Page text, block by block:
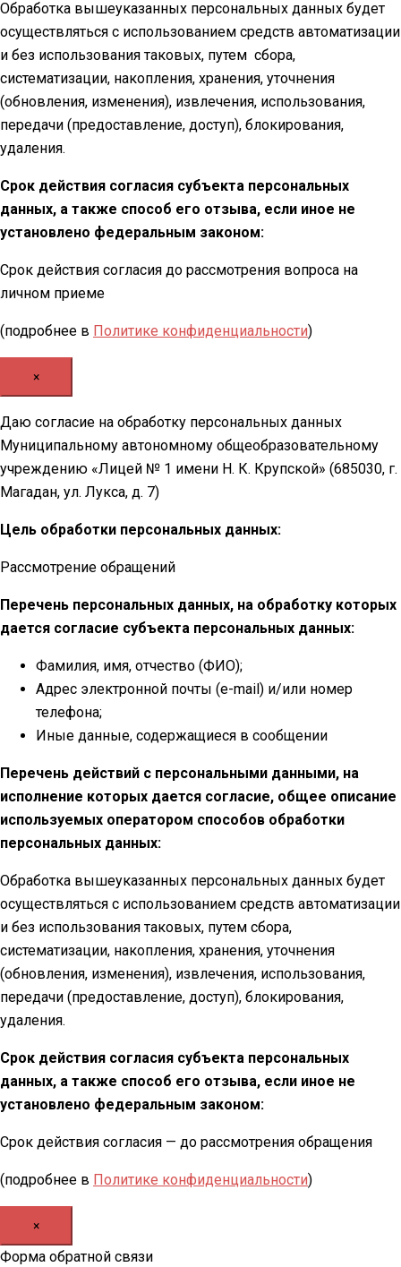
Обработка вышеуказанных персональных данных будет
осуществляться с использованием средств автоматизации
и без использования таковых, путем сбора,
систематизации, накопления, хранения, уточнения
(обновления, изменения), извлечения, использования,
передачи (предоставление, доступ), блокирования,
удаления.
Срок действия согласия субъекта персональных
данных, а также способ его отзыва, если иное не
установлено федеральным законом:
Срок действия согласия до рассмотрения вопроса на
личном приеме
(подробнее в Политике конфиденциальности)
×
Даю согласие на обработку персональных данных
Муниципальному автономному общеобразовательному
учреждению «Лицей № 1 имени Н. К. Крупской» (685030, г.
Магадан, ул. Лукса, д. 7)
Цель обработки персональных данных:
Рассмотрение обращений
Перечень персональных данных, на обработку которых
дается согласие субъекта персональных данных:
Фамилия, имя, отчество (ФИО);
Адрес электронной почты (e-mail) и/или номер
телефона;
Иные данные, содержащиеся в сообщении
Перечень действий с персональными данными, на
исполнение которых дается согласие, общее описание
используемых оператором способов обработки
персональных данных:
Обработка вышеуказанных персональных данных будет
осуществляться с использованием средств автоматизации
и без использования таковых, путем сбора,
систематизации, накопления, хранения, уточнения
(обновления, изменения), извлечения, использования,
передачи (предоставление, доступ), блокирования,
удаления.
Срок действия согласия субъекта персональных
данных, а также способ его отзыва, если иное не
установлено федеральным законом:
Срок действия согласия — до рассмотрения обращения
(подробнее в Политике конфиденциальности)
×
Форма обратной связи